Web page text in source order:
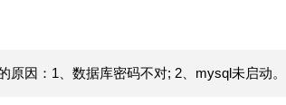
因：1、数据库密码不对; 2、mysql未启动。